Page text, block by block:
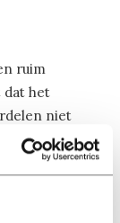
ruim
dat het
niet
van de plek
over